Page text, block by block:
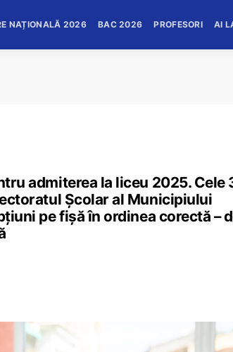
NAȚIONALĂ 2026 BAC 2026 PROFESORI AI
admiterea la liceu 2025. Cele
Școlar al Municipiului
pe fișă în ordinea corectă –